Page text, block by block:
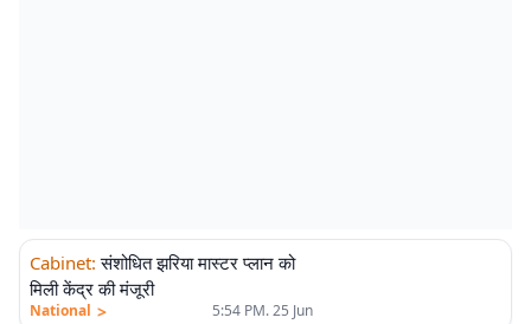
Cabinet: संशोधित झरिया मास्टर प्लान को
मिली केंद्र की मंजूरी
National > 5:54 PM. 25 Jun